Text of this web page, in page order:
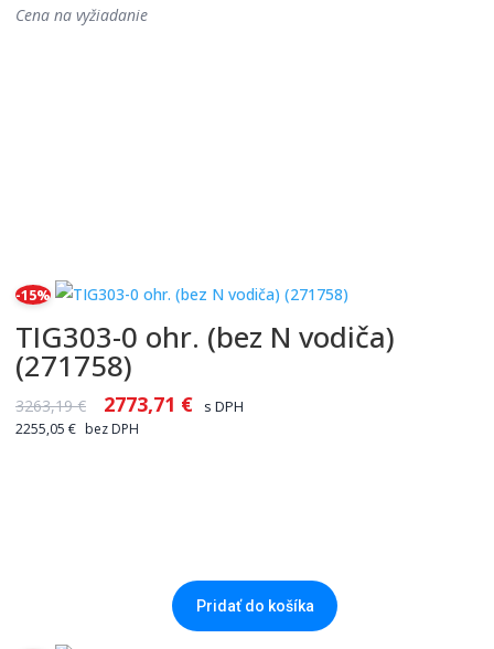
Cena na vyžiadanie
-15%
TIG303-0 ohr. (bez N vodiča)
(271758)
3263,19€ 2773,71 € s DPH
2255,05 € bez DPH
Pridať do košíka